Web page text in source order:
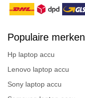
Populaire merken
Hp laptop accu
Lenovo laptop accu
Sony laptop accu